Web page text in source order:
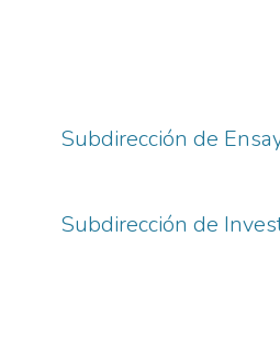
Subdirección de
Subdirección de